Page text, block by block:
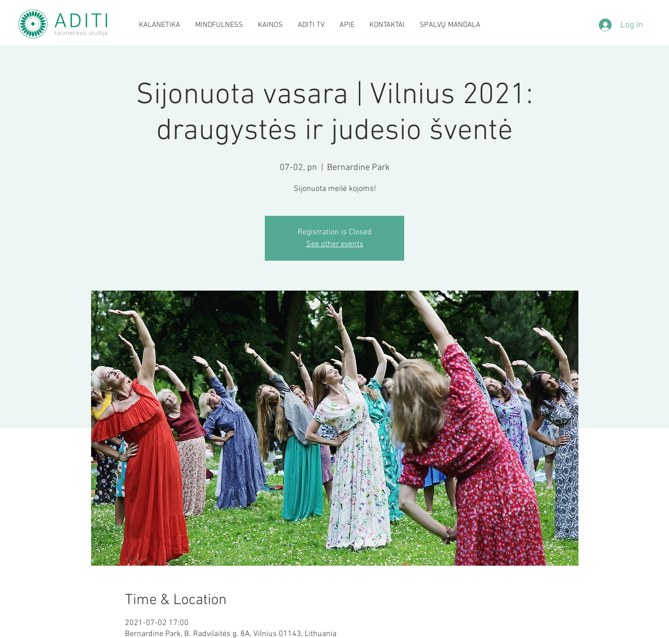
KALANETIKA MINDFULNESS KAINOS ADITI TV APIE KONTAKTAI SPALVŲ MANDALA Log In
Sijonuota vasara | Vilnius 2021:
draugystės ir judesio šventė
07-02, pn Bernardine Park
Sijonuota meilė kojoms!
Registration is Closed
See other events
Time & Location
2021-07-02 17:00
Bernardine Park, B. Radvilaitės g. 8A, Vilnius 01143, Lithuania